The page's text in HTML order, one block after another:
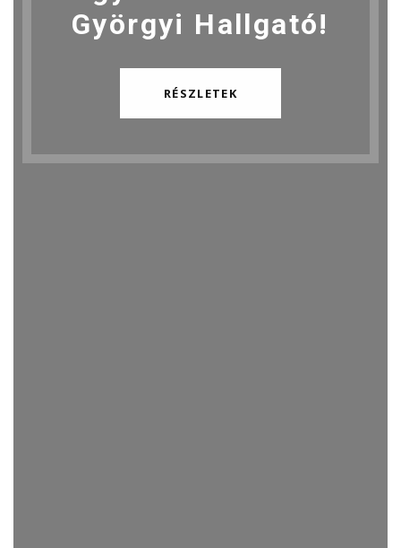
Györgyi Hallgató!
RÉSZLETEK